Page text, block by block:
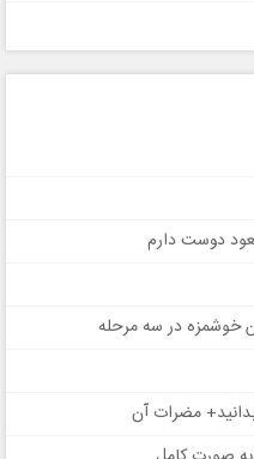
دوست دارم
خوشمزه در سه مرحله
مضرات آن